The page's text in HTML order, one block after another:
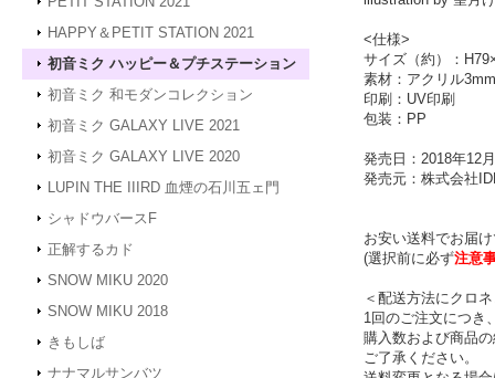
HAPPY＆PETIT STATION 2021
初音ミク ハッピー＆プチステーション
初音ミク 和モダンコレクション
初音ミク GALAXY LIVE 2021
初音ミク GALAXY LIVE 2020
LUPIN THE IIIRD 血煙の石川五ェ門
シャドウバースF
正解するカド
SNOW MIKU 2020
SNOW MIKU 2018
きもしば
ナナマルサンバツ
<仕様>
サイズ（約）：
素材：アクリル3mm
印刷：UV印刷
包装：PP
発売日：2018年12
発売元：株式会社
お安い送料でお届
(選択前に必ず注意
＜配送方法にクロ
1回のご注文につき
購入数および商品
ご了承ください。